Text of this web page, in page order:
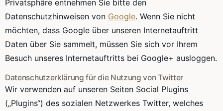
Privatsphäre entnehmen Sie bitte den
Datenschutzhinweisen von Google. Wenn Sie nicht
möchten, dass Google über unseren Internetauftritt
Daten über Sie sammelt, müssen Sie sich vor Ihrem
Besuch unseres Internetauftritts bei Google+ ausloggen.
Datenschutzerklärung für die Nutzung von Twitter
Wir verwenden auf unseren Seiten Social Plugins
(„Plugins“) des sozialen Netzwerkes Twitter, welches